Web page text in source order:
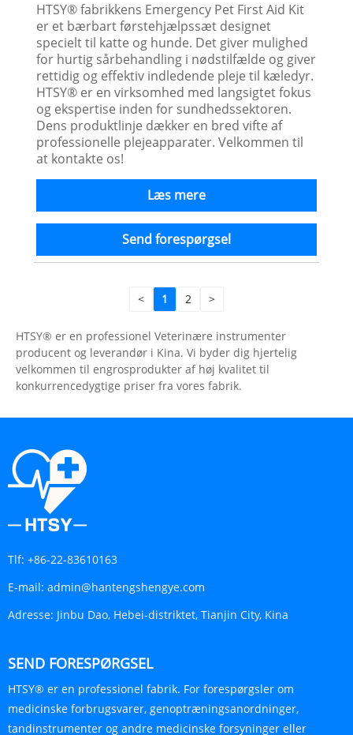
HTSY® fabrikkens Emergency Pet First Aid Kit
er et bærbart førstehjælpssæt designet
specielt til katte og hunde. Det giver mulighed
for hurtig sårbehandling i nødstilfælde og giver
rettidig og effektiv indledende pleje til kæledyr.
HTSY® er en virksomhed med langsigtet fokus
og ekspertise inden for sundhedssektoren.
Dens produktlinje dækker en bred vifte af
professionelle plejeapparater. Velkommen til
at kontakte os!
Læs mere
Send forespørgsel
< 1 2 >
HTSY® er en professionel Veterinære instrumenter
producent og leverandør i Kina. Vi byder dig hjertelig
velkommen til engrosprodukter af høj kvalitet til
konkurrencedygtige priser fra vores fabrik.
Tlf: +86-22-83610163
E-mail: admin@hantengshengye.com
Adresse: Jinbu Dao, Hebei-distriktet, Tianjin City, Kina
SEND FORESPØRGSEL
HTSY® er en professionel fabrik. For forespørgsler om
medicinske forbrugsvarer, genoptræningsanordninger,
tandinstrumenter og andre medicinske forsyninger eller